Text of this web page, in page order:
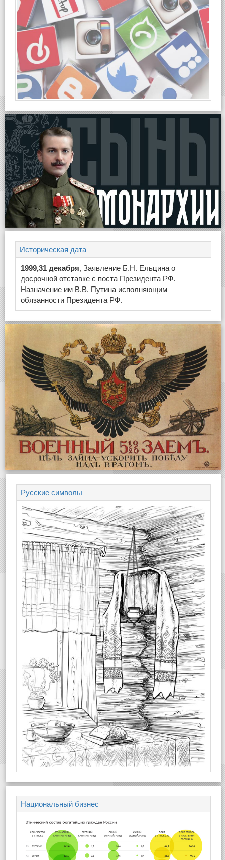
Историческая дата
1999,31 декабря, Заявление Б.Н. Ельцина о
досрочной отставке с поста Президента РФ.
Назначение им В.В. Путина исполняющим
обязанности Президента РФ.
Русские символы
Национальный бизнес